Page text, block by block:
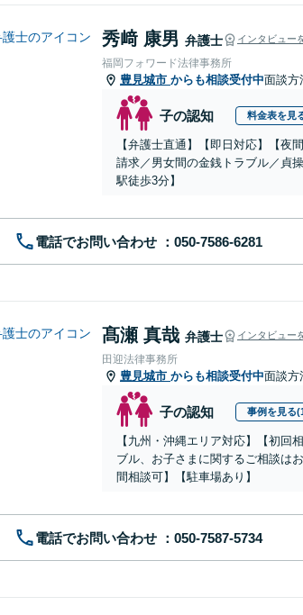
秀﨑 康男 弁護士 インタビュー
福岡フォワード法律事務所
豊見城市 からも相談受付中面談方
子の認知 料金表を見
【弁護士直通】【即日対応】【夜
請求／男女間の金銭トラブル／貞
駅徒歩3分】
電話でお問い合わせ
髙瀬 真哉 弁護士 インタビュー
田迎法律事務所
豊見城市 からも相談受付中面談方
子の認知 事例を見る
【九州・沖縄エリア対応】【初回
ブル、お子さまに関するご相談は
間相談可】【駐車場あり】
電話でお問い合わせ